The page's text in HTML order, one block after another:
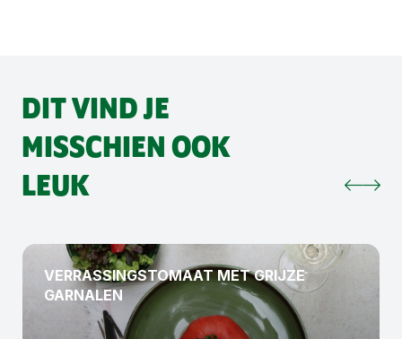
DIT VIND JE
MISSCHIEN OOK
LEUK
VERRASSINGSTOMAAT MET GRIJZE
GARNALEN